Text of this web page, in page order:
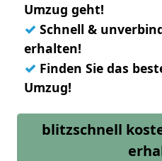
Umzug geht!
✓ Schnell &
erhalten!
✓ Finden Sie das
Umzug!
blitzschnell